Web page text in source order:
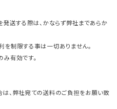
送する際は、かならず弊社まであらか
制限する事は一切ありません。
有効です。
、弊社宛ての送料のご負担をお願い致